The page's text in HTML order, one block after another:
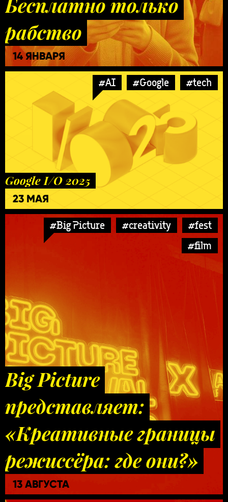
рабство
14 ЯНВАРЯ
#AI #Google #tech
Google I/O 2025
23 МАЯ
#Big Picture #creativity
#fest
#film
Big Picture
представляет:
«Креативные границы
режиссёра: где они?»
13 АВГУСТА